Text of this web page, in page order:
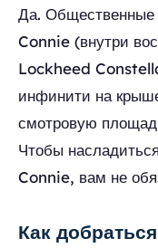
Да. Общественные
Connie (внутри
Lockheed
инфинити на
смотровую
Чтобы
Connie, вам не
Как